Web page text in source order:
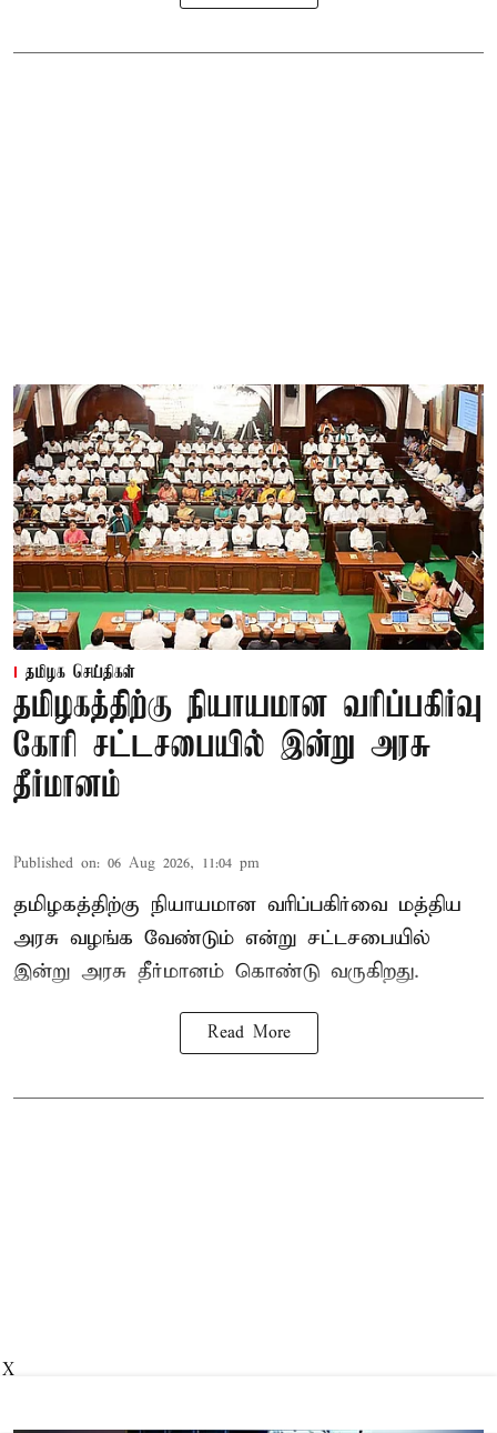
தமிழக செய்திகள்
தமிழகத்திற்கு நியாயமான வரிப்பகிர்வு
கோரி சட்டசபையில் இன்று அரசு
தீர்மானம்
Published on: 06 Aug 2026, 11:04 pm
தமிழகத்திற்கு நியாயமான வரிப்பகிர்வை மத்திய
அரசு வழங்க வேண்டும் என்று சட்டசபையில்
இன்று அரசு தீர்மானம் கொண்டு வருகிறது.
Read More
X